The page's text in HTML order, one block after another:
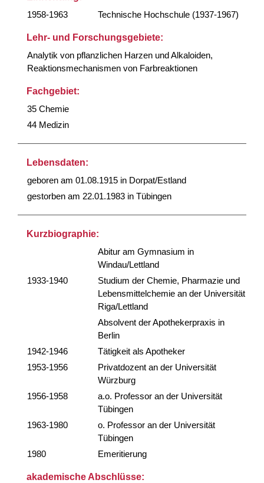
1958-1963
Technische Hochschule (1937-1967)
Lehr- und Forschungsgebiete:
Analytik von pflanzlichen Harzen und Alkaloiden,
Reaktionsmechanismen von Farbreaktionen
Fachgebiet:
35 Chemie
44 Medizin
Lebensdaten:
geboren am 01.08.1915 in Dorpat/Estland
gestorben am 22.01.1983 in Tübingen
Kurzbiographie:
Abitur am Gymnasium in
Windau/Lettland
1933-1940
Studium der Chemie, Pharmazie und
Lebensmittelchemie an der Universität
Riga/Lettland
Absolvent der Apothekerpraxis in
Berlin
1942-1946
Tätigkeit als Apotheker
1953-1956
Privatdozent an der Universität
Würzburg
1956-1958
a.o. Professor an der Universität
Tübingen
1963-1980
o. Professor an der Universität
Tübingen
1980
Emeritierung
akademische Abschlüsse: